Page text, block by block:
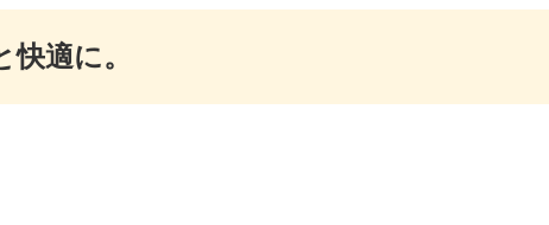
適に。